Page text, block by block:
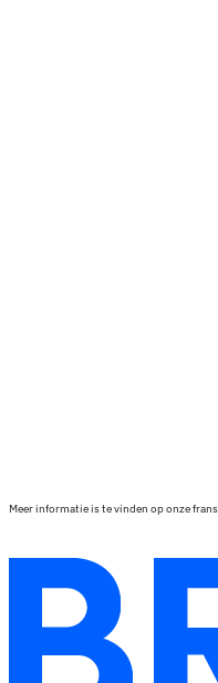
Meer informatie is te vinden op onze